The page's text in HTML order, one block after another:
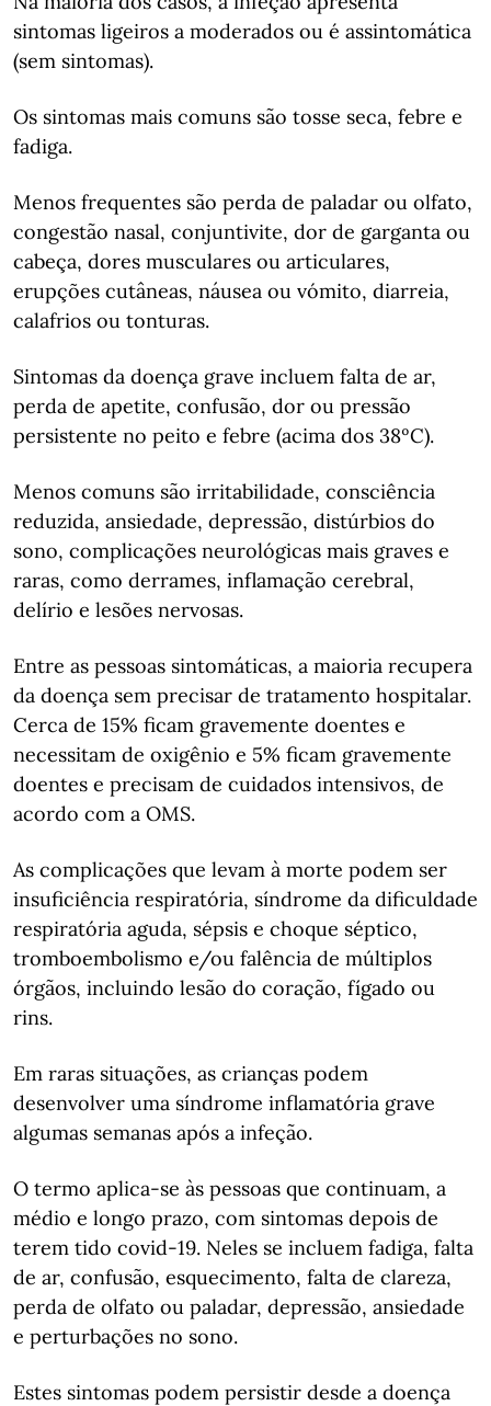
sintomas ligeiros a moderados ou é assintomática
(sem sintomas).
Os sintomas mais comuns são tosse seca, febre e
fadiga.
Menos frequentes são perda de paladar ou olfato,
congestão nasal, conjuntivite, dor de garganta ou
cabeça, dores musculares ou articulares,
erupções cutâneas, náusea ou vómito, diarreia,
calafrios ou tonturas.
Sintomas da doença grave incluem falta de ar,
perda de apetite, confusão, dor ou pressão
persistente no peito e febre (acima dos 38ºC).
Menos comuns são irritabilidade, consciência
reduzida, ansiedade, depressão, distúrbios do
sono, complicações neurológicas mais graves e
raras, como derrames, inflamação cerebral,
delírio e lesões nervosas.
Entre as pessoas sintomáticas, a maioria recupera
da doença sem precisar de tratamento hospitalar.
Cerca de 15% ficam gravemente doentes e
necessitam de oxigênio e 5% ficam gravemente
doentes e precisam de cuidados intensivos, de
acordo com a OMS.
As complicações que levam à morte podem ser
insuficiência respiratória, síndrome da dificuldade
respiratória aguda, sépsis e choque séptico,
tromboembolismo e/ou falência de múltiplos
órgãos, incluindo lesão do coração, fígado ou
rins.
Em raras situações, as crianças podem
desenvolver uma síndrome inflamatória grave
algumas semanas após a infeção.
O termo aplica-se às pessoas que continuam, a
médio e longo prazo, com sintomas depois de
terem tido covid-19. Neles se incluem fadiga, falta
de ar, confusão, esquecimento, falta de clareza,
perda de olfato ou paladar, depressão, ansiedade
e perturbações no sono.
Estes sintomas podem persistir desde a doença